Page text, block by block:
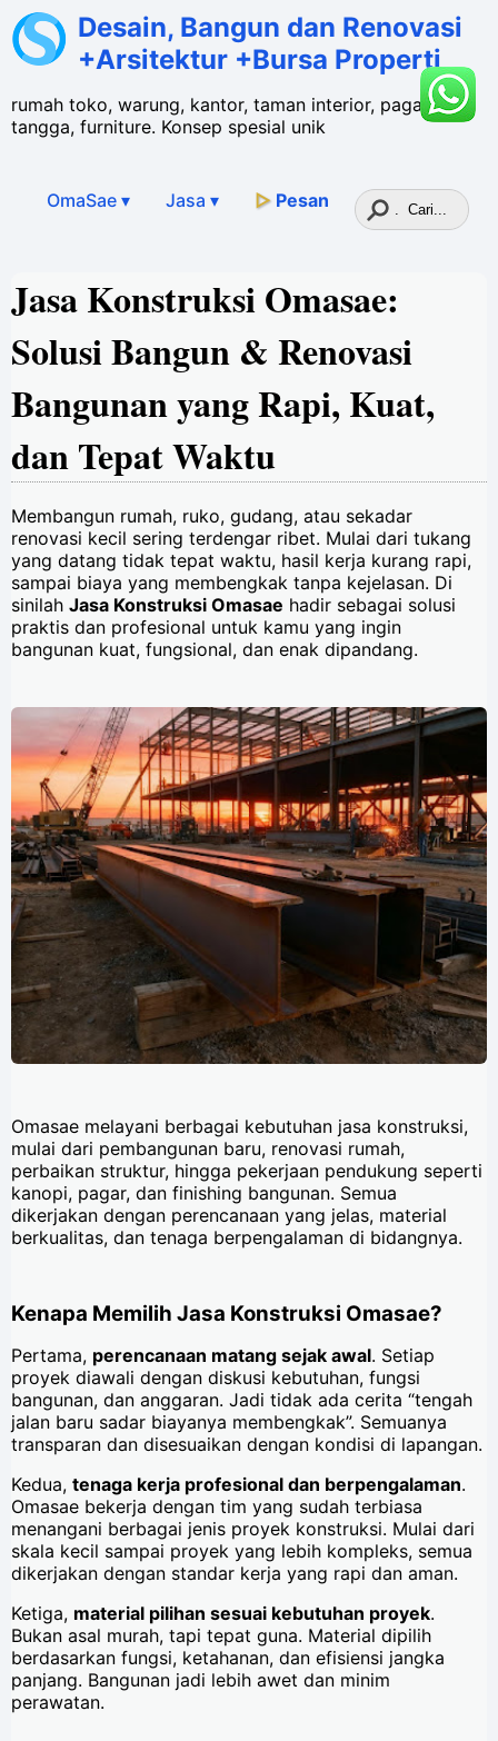
Desain, Bangun dan Renovasi
+Arsitektur +Bursa Properti
rumah toko, warung, kantor, taman interior, pagar,
tangga, furniture. Konsep spesial unik
OmaSae ▾ Jasa ▾ ▷ Pesan
Jasa Konstruksi Omasae:
Solusi Bangun & Renovasi
Bangunan yang Rapi, Kuat,
dan Tepat Waktu
Membangun rumah, ruko, gudang, atau sekadar
renovasi kecil sering terdengar ribet. Mulai dari tukang
yang datang tidak tepat waktu, hasil kerja kurang rapi,
sampai biaya yang membengkak tanpa kejelasan. Di
sinilah Jasa Konstruksi Omasae hadir sebagai solusi
praktis dan profesional untuk kamu yang ingin
bangunan kuat, fungsional, dan enak dipandang.
Omasae melayani berbagai kebutuhan jasa konstruksi,
mulai dari pembangunan baru, renovasi rumah,
perbaikan struktur, hingga pekerjaan pendukung seperti
kanopi, pagar, dan finishing bangunan. Semua
dikerjakan dengan perencanaan yang jelas, material
berkualitas, dan tenaga berpengalaman di bidangnya.
Kenapa Memilih Jasa Konstruksi Omasae?
Pertama, perencanaan matang sejak awal. Setiap
proyek diawali dengan diskusi kebutuhan, fungsi
bangunan, dan anggaran. Jadi tidak ada cerita “tengah
jalan baru sadar biayanya membengkak”. Semuanya
transparan dan disesuaikan dengan kondisi di lapangan.
Kedua, tenaga kerja profesional dan berpengalaman.
Omasae bekerja dengan tim yang sudah terbiasa
menangani berbagai jenis proyek konstruksi. Mulai dari
skala kecil sampai proyek yang lebih kompleks, semua
dikerjakan dengan standar kerja yang rapi dan aman.
Ketiga, material pilihan sesuai kebutuhan proyek.
Bukan asal murah, tapi tepat guna. Material dipilih
berdasarkan fungsi, ketahanan, dan efisiensi jangka
panjang. Bangunan jadi lebih awet dan minim
perawatan.